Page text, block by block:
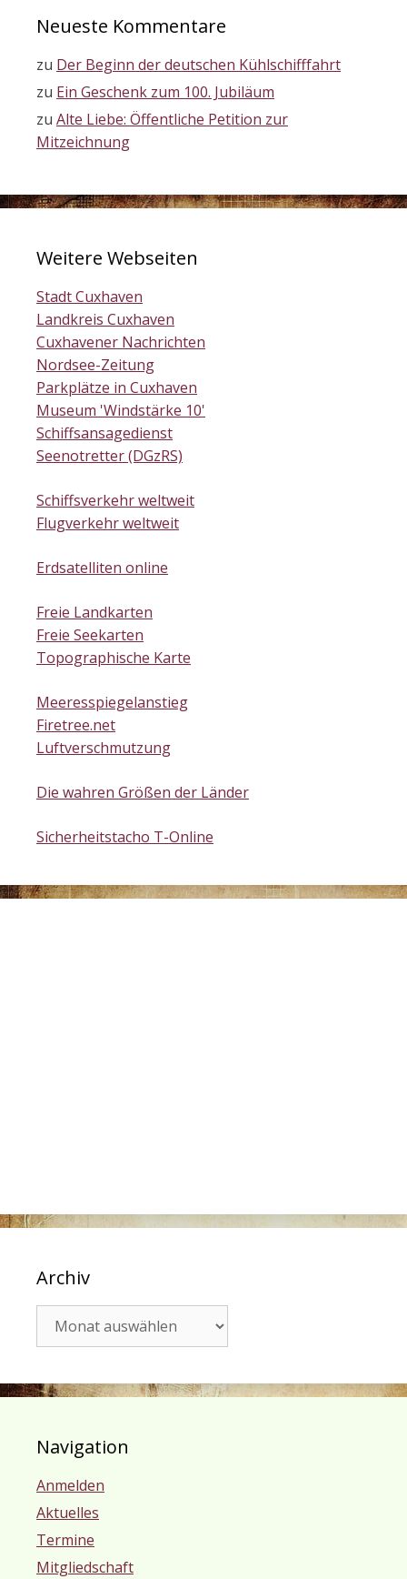
Neueste Kommentare
zu Der Beginn der deutschen Kühlschifffahrt
zu Ein Geschenk zum 100. Jubiläum
zu Alte Liebe: Öffentliche Petition zur
Mitzeichnung
Weitere Webseiten
Stadt Cuxhaven
Landkreis Cuxhaven
Cuxhavener Nachrichten
Nordsee-Zeitung
Parkplätze in Cuxhaven
Museum 'Windstärke 10'
Schiffsansagedienst
Seenotretter (DGzRS)
Schiffsverkehr weltweit
Flugverkehr weltweit
Erdsatelliten online
Freie Landkarten
Freie Seekarten
Topographische Karte
Meeresspiegelanstieg
Firetree.net
Luftverschmutzung
Die wahren Größen der Länder
Sicherheitstacho T-Online
Archiv
Archiv
Navigation
Anmelden
Aktuelles
Termine
Mitgliedschaft